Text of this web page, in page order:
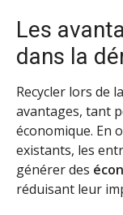
Les
dans la
Recycler lors de
avantages, tant
économique. En
existants, les
générer des
réduisant leur